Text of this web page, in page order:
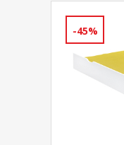
-45%